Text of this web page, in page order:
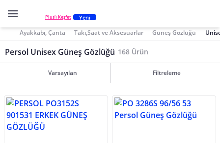
Plus'ı Keşfet Yeni
Ayakkabı, Çanta Takı,Saat ve Aksesuarlar Güneş Gözlüğü
Persol Unisex Güneş Gözlüğü 168 Ürün
Varsayılan Filtreleme